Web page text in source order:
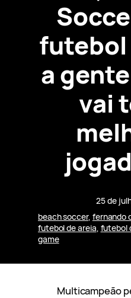
futebol
a
vai
25 de
beach soccer, fernando
futebol de areia, futebol
game
Multicampeão